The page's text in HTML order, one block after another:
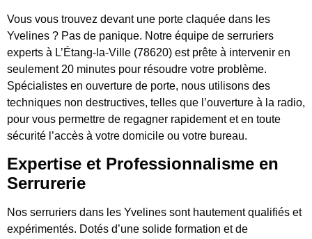
Vous vous trouvez devant une porte claquée dans les
Yvelines ? Pas de panique. Notre équipe de serruriers
experts à L’Étang-la-Ville (78620) est prête à intervenir en
seulement 20 minutes pour résoudre votre problème.
Spécialistes en ouverture de porte, nous utilisons des
techniques non destructives, telles que l’ouverture à la radio,
pour vous permettre de regagner rapidement et en toute
sécurité l’accès à votre domicile ou votre bureau.
Expertise et Professionnalisme en
Serrurerie
Nos serruriers dans les Yvelines sont hautement qualifiés et
expérimentés. Dotés d’une solide formation et de